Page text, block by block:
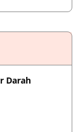
Darah